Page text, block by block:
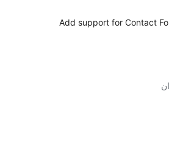
Add support for Contact